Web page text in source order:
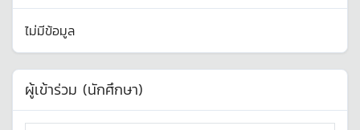
ไม่มีข้อมูล
ผู้เข้าร่วม (นักศึกษา)